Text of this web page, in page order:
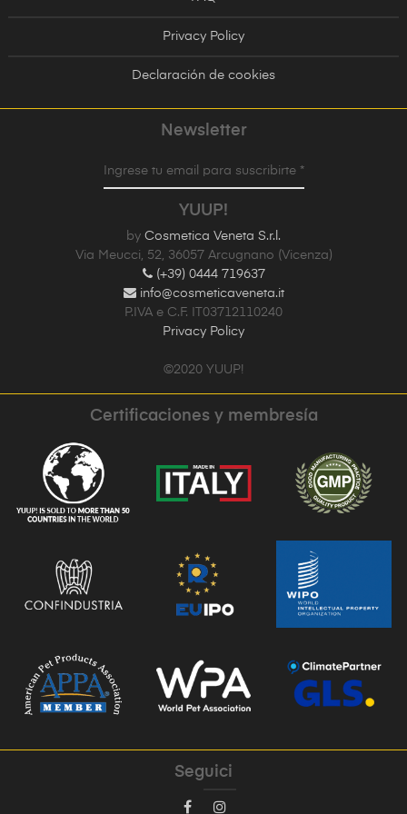
Privacy Policy
Declaración de cookies
Newsletter
Ingrese tu email para suscribirte *
YUUP!
by Cosmetica Veneta S.r.l.
Via Meucci, 52, 36057 Arcugnano (Vicenza)
(+39) 0444 719637
info@cosmeticaveneta.it
P.IVA e C.F. IT03712110240
Privacy Policy
©2020 YUUP!
Certificaciones y membresía
Seguici